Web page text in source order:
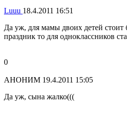
Luuu 18.4.2011 16:51
Да уж, для мамы двоих детей стоит
праздник то для одноклассников
0
АНОНИМ 19.4.2011 15:05
Да уж, сына жалко(((